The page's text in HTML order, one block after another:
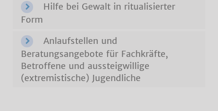
Hilfe bei Gewalt in ritualisierter
Form
Anlaufstellen und
Beratungsangebote für Fachkräfte,
Betroffene und aussteigwillige
(extremistische) Jugendliche